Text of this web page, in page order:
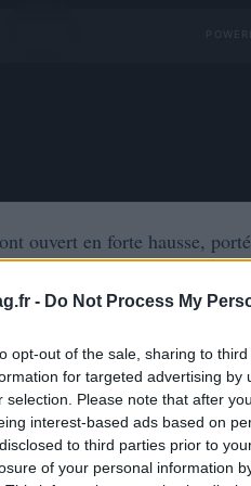
- Do Not Process My
opt-out of the sale, sharing to
for targeted advertising
selection. Please note that after
interest-based ads based on
to third parties prior to
of your personal information
ouvert en forte hausse,
annonce, faite par
secteurs clés. La baisse
de Donald Trump,
. Cette nouvelle a apaisé les
banques centrales. Les